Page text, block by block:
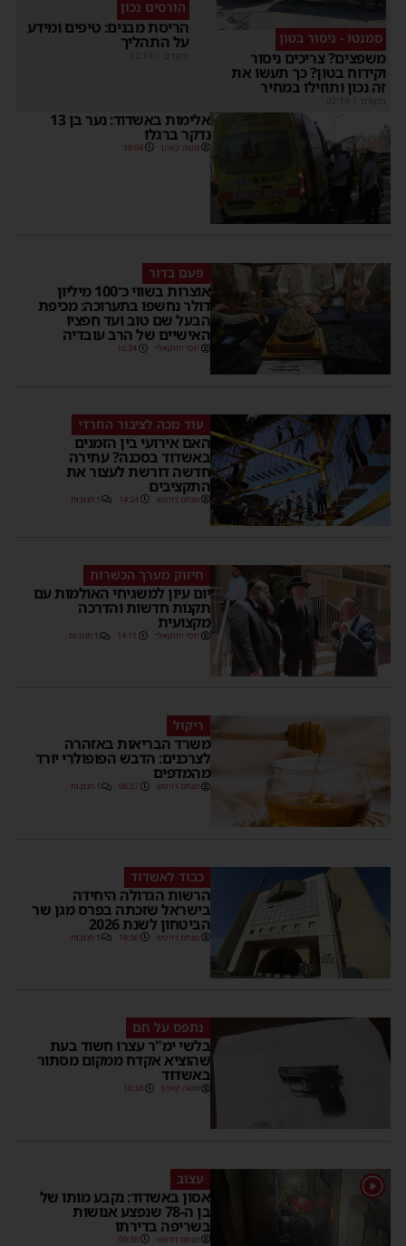
סמנטו - ניסור בטון
משפצים? צריכים ניסור
וקידוח בטון? כך תעשו את
זה נכון ותוזילו במחיר
מקודם
הורסים נכון
הריסת מבנים: טיפים ומידע
על התהליך
מקודם
אלימות באשדוד: נער בן 13
נדקר ברגלו
משה קאהן 18:04
פעם בדור
אוצרות בשווי כ־100 מיליון
דולר נחשפו בתערוכה: מכיפת
הבעל שם טוב ועד חפציו
האישיים של הרב עובדיה
יוסי יחזקאלי 16:34
עוד מכה לציבור החרדי
האם אירועי בין הזמנים
באשדוד בסכנה? עתירה
חדשה דורשת לעצור את
התקציבים
מנחם דויטש 14:24 1 תגובות
חיזוק מערך הכשרות
יום עיון למשגיחי האולמות עם
תקנות חדשות והדרכה
מקצועית
יוסי יחזקאלי 14:11 1 תגובות
ריקול
משרד הבריאות באזהרה
לצרכנים: הדבש הפופולרי יורד
מהמדפים
מנחם דויטש 06:57 1 תגובות
כבוד לאשדוד
הרשות הגדולה היחידה
בישראל שזכתה בפרס מגן שר
הביטחון לשנת 2026
מנחם דויטש 18:36 1 תגובות
נתפס על חם
בלשי ימ"ר עצרו חשוד בעת
שהוציא אקדח ממקום מסתור
באשדוד
משה קאהן 10:38
1 עצוב
אסון באשדוד: נקבע מותו של
בן ה-78 שנפצע אנושות
בשריפה בדירתו
מנחם דויטש 09:38